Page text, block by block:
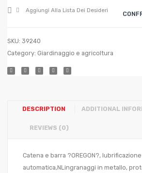
Aggiungi Alla Lista Dei Desideri
SKU: 39240
Category: Giardinaggio e agricoltura
DESCRIPTION ADDITIONAL
REVIEWS (0)
Catena e barra ?OREGON?, lubrificazione
automatica,NLingranaggi in metallo,